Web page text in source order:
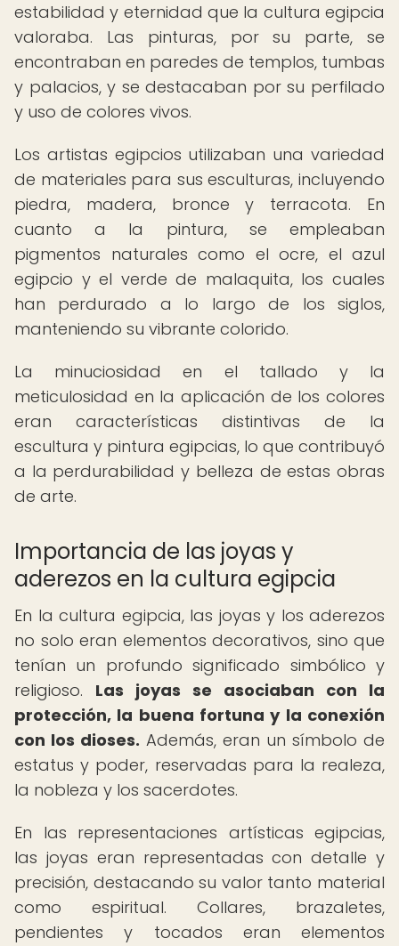
estabilidad y eternidad que la cultura egipcia
valoraba. Las pinturas, por su parte, se
encontraban en paredes de templos, tumbas
y palacios, y se destacaban por su perfilado
y uso de colores vivos.
Los artistas egipcios utilizaban una variedad
de materiales para sus esculturas, incluyendo
piedra, madera, bronce y terracota. En
cuanto a la pintura, se empleaban
pigmentos naturales como el ocre, el azul
egipcio y el verde de malaquita, los cuales
han perdurado a lo largo de los siglos,
manteniendo su vibrante colorido.
La minuciosidad en el tallado y la
meticulosidad en la aplicación de los colores
eran características distintivas de la
escultura y pintura egipcias, lo que contribuyó
a la perdurabilidad y belleza de estas obras
de arte.
Importancia de las joyas y
aderezos en la cultura egipcia
En la cultura egipcia, las joyas y los aderezos
no solo eran elementos decorativos, sino que
tenían un profundo significado simbólico y
religioso. Las joyas se asociaban con la
protección, la buena fortuna y la conexión
con los dioses. Además, eran un símbolo de
estatus y poder, reservadas para la realeza,
la nobleza y los sacerdotes.
En las representaciones artísticas egipcias,
las joyas eran representadas con detalle y
precisión, destacando su valor tanto material
como espiritual. Collares, brazaletes,
pendientes y tocados eran elementos